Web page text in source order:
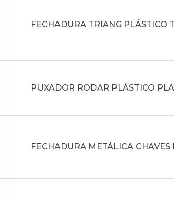
FECHADURA TRIANG PLÁSTICO
PUXADOR RODAR PLÁSTICO
FECHADURA METÁLICA CHAVES